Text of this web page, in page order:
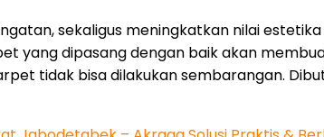
sekaligus meningkatkan nilai estetika
yang dipasang dengan baik akan
tidak bisa dilakukan sembarangan.